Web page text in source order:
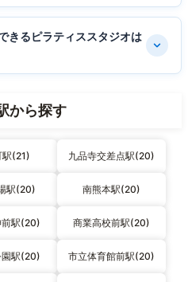
きるピラティススタジオは
から探す
駅(21) 九品寺交差点駅(20)
駅(20) 南熊本駅(20)
前駅(20) 商業高校前駅(20)
園駅(20) 市立体育館前駅(20)